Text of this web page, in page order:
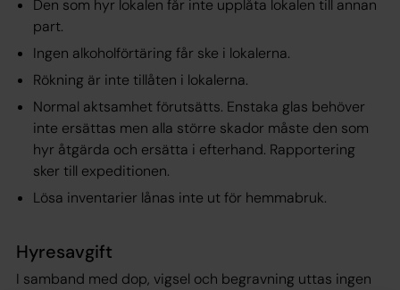
Den som hyr lokalen får inte upplåta lokalen till annan
part.
Ingen alkoholförtäring får ske i lokalerna.
Rökning är inte tillåten i lokalerna.
Normal aktsamhet förutsätts. Enstaka glas behöver
inte ersättas men alla större skador måste den som
hyr åtgärda och ersätta i efterhand. Rapportering
sker till expeditionen.
Lösa inventarier lånas inte ut för hemmabruk.
Hyresavgift
I samband med dop, vigsel och begravning uttas ingen